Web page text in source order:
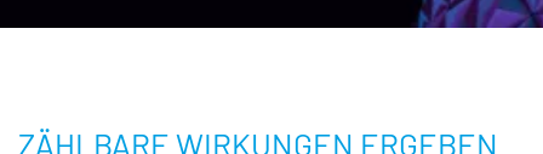
ZÄHLBARE WIRKUNGEN ERGEBEN